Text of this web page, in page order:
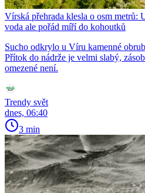
Vírská přehrada klesla o osm metrů:
voda ale pořád míří do kohoutků
Sucho odkrylo u Víru kamenné
Přítok do nádrže je velmi slabý,
omezené není.
Trendy svět
dnes, 06:40
3 min